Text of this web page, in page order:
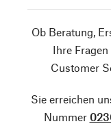
Ob Beratung,
Ihre
Customer
Sie erreichen
Nummer